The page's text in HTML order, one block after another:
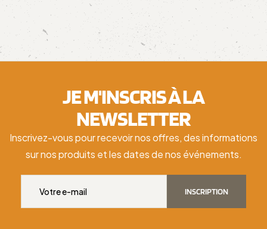
JE M'INSCRIS À LA
NEWSLETTER
Inscrivez-vous pour recevoir nos offres, des informations
sur nos produits et les dates de nos événements.
INSCRIPTION